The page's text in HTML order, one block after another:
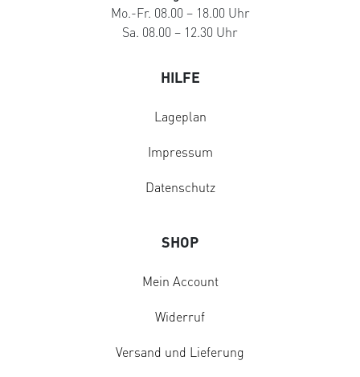
Mo.-Fr. 08.00 – 18.00 Uhr
Sa. 08.00 – 12.30 Uhr
HILFE
Lageplan
Impressum
Datenschutz
SHOP
Mein Account
Widerruf
Versand und Lieferung